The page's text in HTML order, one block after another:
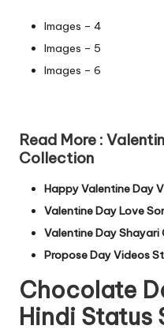
Images – 4
Images – 5
Images – 6
Read More :
Collection
Happy Valentine Day
Valentine Day Love
Valentine Day Shayari
Propose Day Videos
Chocolate
Hindi Status